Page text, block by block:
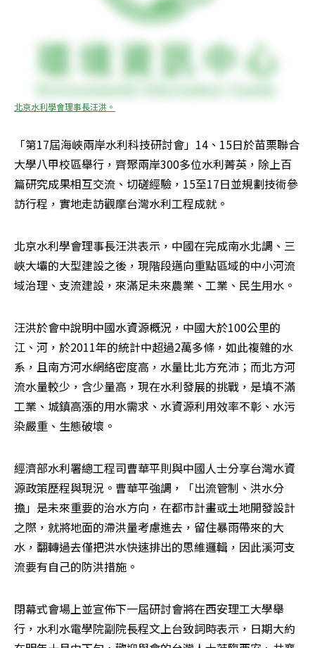
北京水利學會理事長汪洪。
「第17屆海峽兩岸水利科技研討會」14、15日於苗栗聯合
大學八甲校區舉行，齊聚兩岸300多位水利菁英，除上百
篇研究成果相互交流、切磋經驗，15至17日並規劃技術參
訪行程，實地走訪觀摩台灣水利工程成就。
北京水利學會理事長汪洪表示，中國在完成南水北調、三
峽大壩的大型建設之後，現階段邁向重點區域的中小河流
域治理、支流建設，來滿足未來農業、工業、民生用水。
汪洪於會中說明中國水資源概況，中國大於100公里的
江、河，於2011年的統計中超過2萬多條，如此複雜的水
系，且南方河水網絡密度高，水量比北方充沛；而北方河
流水量較少，含少量高，現在水利發展的挑戰，是填不滿
工業、城鎮高漲的用水需求、水資源利用效率不彰、水污
染嚴重、生態破壞。
經濟部水利署總工程司曹華平則與中國人士分享台灣水資
源政策歷程與現況。曹華平強調，「出流管制、洪水分
擔」是未來重要的治水方向，在都市計畫或土地開發設計
之際，就將地面的滯洪量考慮進去，留住暴雨帶來的大
水，翻轉過去僅把洪水快速排出的思維邏輯，因此溪河支
流要有自己的防洪措施。
閉幕式會場上並宣佈下一屆研討會將在西安理工大學舉
行，水利水電學院副院長程文上台致詞時表示，日期大約